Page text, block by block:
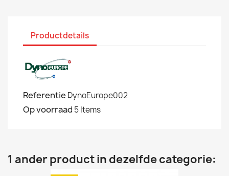
Productdetails
Referentie DynoEurope002
Op voorraad 5 Items
1 ander product in dezelfde categorie: